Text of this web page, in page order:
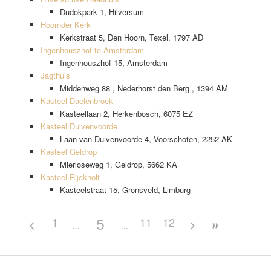
Dudokpark 1, Hilversum
Hoornder Kerk
Kerkstraat 5, Den Hoorn, Texel, 1797 AD
Ingenhouszhof te Amsterdam
Ingenhouszhof 15, Amsterdam
Jagthuis
Middenweg 88 , Nederhorst den Berg , 1394 AM
Kasteel Daelenbroek
Kasteellaan 2, Herkenbosch, 6075 EZ
Kasteel Duivenvoorde
Laan van Duivenvoorde 4, Voorschoten, 2252 AK
Kasteel Geldrop
Mierloseweg 1, Geldrop, 5662 KA
Kasteel Rijckholt
Kasteelstraat 15, Gronsveld, Limburg
1 5 11 12